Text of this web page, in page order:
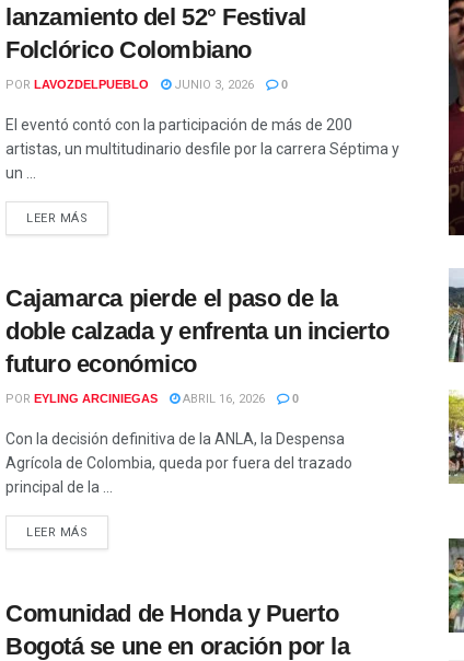
lanzamiento del 52° Festival
Folclórico Colombiano
POR LAVOZDELPUEBLO JUNIO 3, 2026 0
El eventó contó con la participación de más de 200
artistas, un multitudinario desfile por la carrera Séptima y
un ...
LEER MÁS
Cajamarca pierde el paso de la
doble calzada y enfrenta un incierto
futuro económico
POR EYLING ARCINIEGAS ABRIL 16, 2026 0
Con la decisión definitiva de la ANLA, la Despensa
Agrícola de Colombia, queda por fuera del trazado
principal de la ...
LEER MÁS
Comunidad de Honda y Puerto
Bogotá se une en oración por la